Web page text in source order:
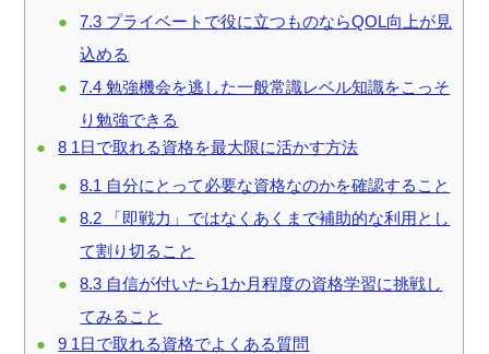
7.3 プライベートで役に立つものならQOL向上が見
込める
7.4 勉強機会を逃した一般常識レベル知識をこっそ
り勉強できる
8 1日で取れる資格を最大限に活かす方法
8.1 自分にとって必要な資格なのかを確認すること
8.2 「即戦力」ではなくあくまで補助的な利用とし
て割り切ること
8.3 自信が付いたら1か月程度の資格学習に挑戦し
てみること
9 1日で取れる資格でよくある質問